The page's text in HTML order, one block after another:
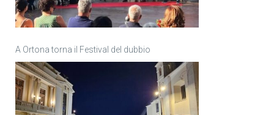
A Ortona torna il Festival del dubbio